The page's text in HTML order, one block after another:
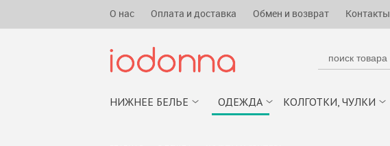
О нас Оплата и доставка Обмен и возврат Контакты
НИЖНЕЕ БЕЛЬЕ ОДЕЖДА КОЛГОТКИ, ЧУЛКИ